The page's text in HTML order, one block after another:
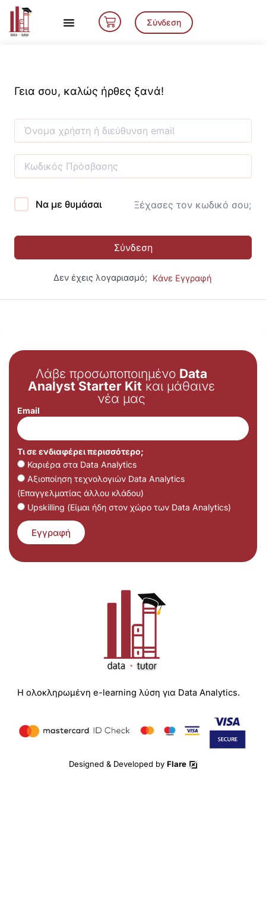
Μετάβαση
περιεχόμενο
Cart Σύνδεση
Γεια σου, καλώς ήρθες ξανά!
Να με θυμάσαι Ξέχασες τον κωδικό σου;
Σύνδεση
Δεν έχεις λογαριασμό; Κάνε Εγγραφή
Λάβε προσωποποιημένο Data
Analyst Starter Kit και μάθαινε
νέα μας
Email
Τι σε ενδιαφέρει περισσότερο;
Καριέρα στα Data Analytics
Αξιοποίηση τεχνολογιών Data Analytics
(Επαγγελματίας άλλου κλάδου)
Upskilling (Είμαι ήδη στον χώρο των Data Analytics)
Εγγραφή
Η ολοκληρωμένη e-learning λύση για Data Analytics.
Designed & Developed by Flare